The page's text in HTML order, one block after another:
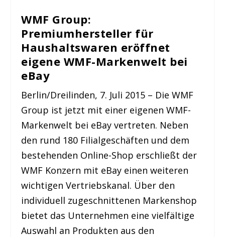
WMF Group:
Premiumhersteller für
Haushaltswaren eröffnet
eigene WMF-Markenwelt bei
eBay
Berlin/Dreilinden, 7. Juli 2015 – Die WMF
Group ist jetzt mit einer eigenen WMF-
Markenwelt bei eBay vertreten. Neben
den rund 180 Filialgeschäften und dem
bestehenden Online-Shop erschließt der
WMF Konzern mit eBay einen weiteren
wichtigen Vertriebskanal. Über den
individuell zugeschnittenen Markenshop
bietet das Unternehmen eine vielfältige
Auswahl an Produkten aus den